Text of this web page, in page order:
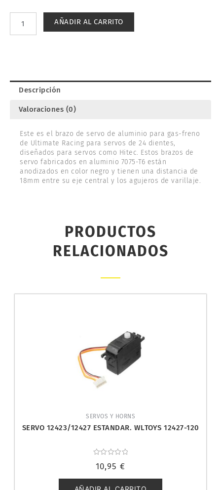
GAS/FRENO
cantidad
AÑADIR AL CARRITO
Descripción
Valoraciones (0)
Este es el brazo de servo de aluminio para gas-freno
de Ultimate Racing para servos de 24 dientes,
diseñados para servos como Hitec. Estos brazos de
servo fabricados en aluminio 7075-T6 están
anodizados en color negro y tienen una distancia de
18mm entre su eje central y los agujeros de varillaje.
PRODUCTOS
RELACIONADOS
SERVOS Y HORNS
SERVO 12423/12427 ESTANDAR. WLTOYS 12427-120
con
de
5
10,95 €